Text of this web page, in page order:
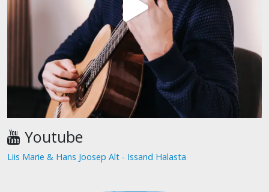
Youtube
Liis Marie & Hans Joosep Alt - Issand Halasta